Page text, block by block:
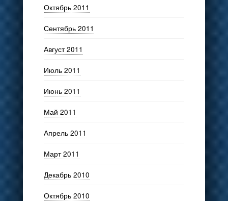
Октябрь 2011
Сентябрь 2011
Август 2011
Июль 2011
Июнь 2011
Май 2011
Апрель 2011
Март 2011
Декабрь 2010
Октябрь 2010